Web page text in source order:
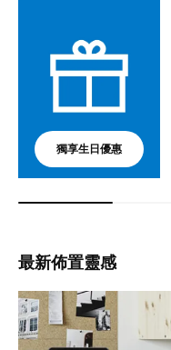
獨享生日優惠
最新佈置靈感